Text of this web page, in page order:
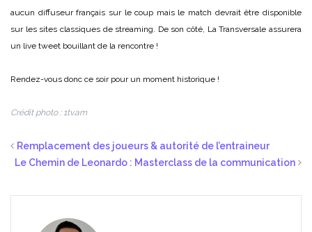
aucun diffuseur français sur le coup mais le match devrait être disponible
sur les sites classiques de streaming. De son côté, La Transversale assurera
un live tweet bouillant de la rencontre !
Rendez-vous donc ce soir pour un moment historique !
Crédit photo : 1tv.am
Remplacement des joueurs & autorité de l’entraineur
Le Chemin de Leonardo : Masterclass de la communication